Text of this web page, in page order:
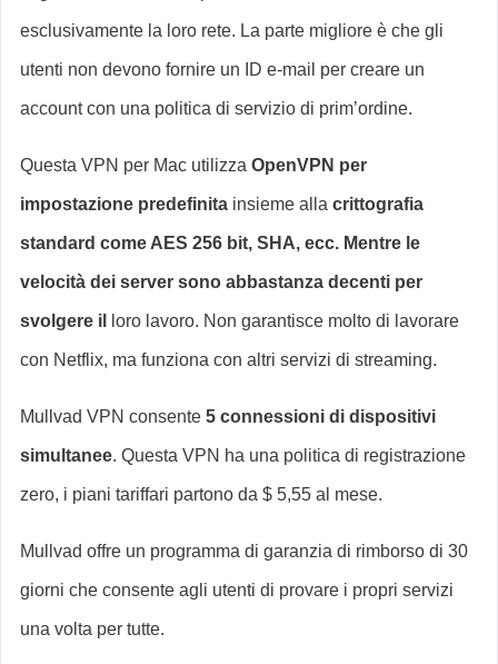
esclusivamente la loro rete. La parte migliore è che gli
utenti non devono fornire un ID e-mail per creare un
account con una politica di servizio di prim’ordine.
Questa VPN per Mac utilizza OpenVPN per
impostazione predefinita insieme alla crittografia
standard come AES 256 bit, SHA, ecc. Mentre le
velocità dei server sono abbastanza decenti per
svolgere il loro lavoro. Non garantisce molto di lavorare
con Netflix, ma funziona con altri servizi di streaming.
Mullvad VPN consente 5 connessioni di dispositivi
simultanee. Questa VPN ha una politica di registrazione
zero, i piani tariffari partono da $ 5,55 al mese.
Mullvad offre un programma di garanzia di rimborso di 30
giorni che consente agli utenti di provare i propri servizi
una volta per tutte.